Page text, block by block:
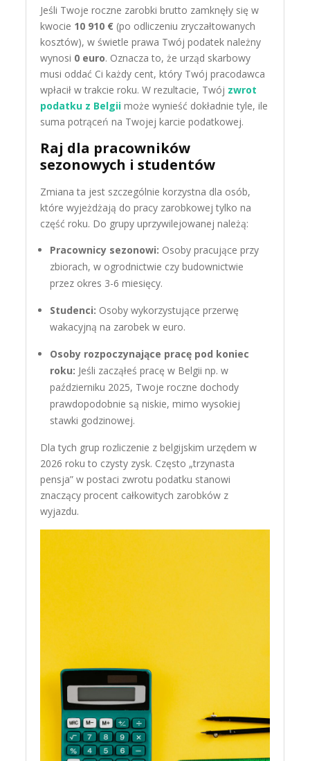
Jeśli Twoje roczne zarobki brutto zamknęły się w
kwocie 10 910 € (po odliczeniu zryczałtowanych
kosztów), w świetle prawa Twój podatek należny
wynosi 0 euro. Oznacza to, że urząd skarbowy
musi oddać Ci każdy cent, który Twój pracodawca
wpłacił w trakcie roku. W rezultacie, Twój zwrot
podatku z Belgii może wynieść dokładnie tyle, ile
suma potrąceń na Twojej karcie podatkowej.
Raj dla pracowników
sezonowych i studentów
Zmiana ta jest szczególnie korzystna dla osób,
które wyjeżdżają do pracy zarobkowej tylko na
część roku. Do grupy uprzywilejowanej należą:
Pracownicy sezonowi: Osoby pracujące przy
zbiorach, w ogrodnictwie czy budownictwie
przez okres 3-6 miesięcy.
Studenci: Osoby wykorzystujące przerwę
wakacyjną na zarobek w euro.
Osoby rozpoczynające pracę pod koniec
roku: Jeśli zacząłeś pracę w Belgii np. w
październiku 2025, Twoje roczne dochody
prawdopodobnie są niskie, mimo wysokiej
stawki godzinowej.
Dla tych grup rozliczenie z belgijskim urzędem w
2026 roku to czysty zysk. Często „trzynasta
pensja” w postaci zwrotu podatku stanowi
znaczący procent całkowitych zarobków z
wyjazdu.